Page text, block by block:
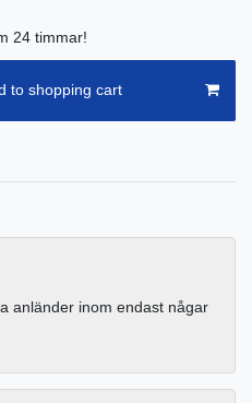
24 timmar!
to shopping cart
anländer inom endast någar